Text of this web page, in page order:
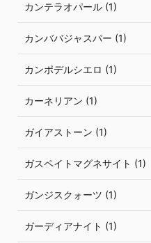
カンテラオパール (1)
カンババジャスパー (1)
カンポデルシエロ (1)
カーネリアン (1)
ガイアストーン (1)
ガスペイトマグネサイト (1)
ガンジスクォーツ (1)
ガーディアナイト (1)